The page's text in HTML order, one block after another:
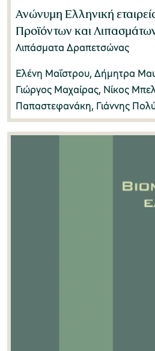
Ανώνυμη Ελληνική
Προϊόντων και
Λιπάσματα Δραπετσώνας
Ελένη Μαΐστρου, Δήμητρα
Γιώργος Μαχαίρας, Νίκος
Παπαστεφανάκη, Γιάννης